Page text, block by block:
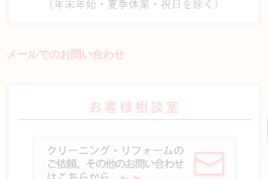
メールでのお問い合わせ